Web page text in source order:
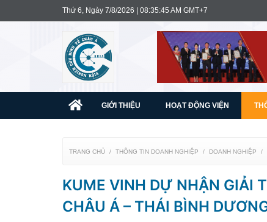
Thứ 6, Ngày 7/8/2026 | 08:35:47 AM GMT+7
GIỚI THIỆU HOẠT ĐỘNG VIỆN
TRANG CHỦ THÔNG TIN DOANH NGHIỆP DOANH NGHIỆP
KUME VINH DỰ NHẬN GIẢI
CHÂU Á – THÁI BÌNH